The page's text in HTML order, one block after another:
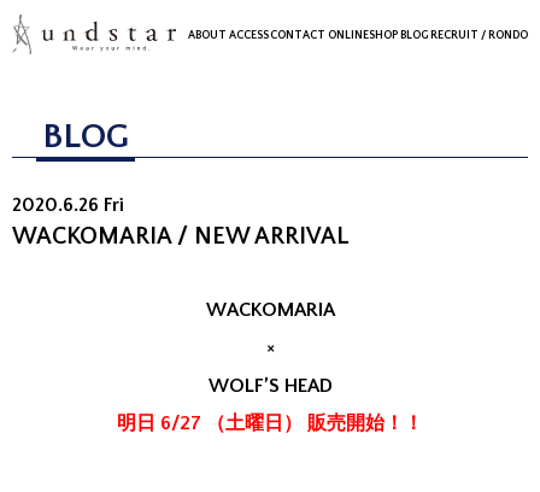
ABOUT ACCESSCONTACT ONLINESHOP BLOG RECRUIT / RONDO
BLOG
2020.6.26 Fri
WACKOMARIA / NEW ARRIVAL
WACKOMARIA
×
WOLF’S HEAD
明日 6/27 （土曜日） 販売開始！！